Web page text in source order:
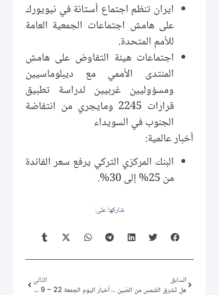
ايران تنظم اجتماع أستانة في نيويورك
على هامش اجتماعات الجمعية العامة
للأمم المتحدة.
اجتماعات هيئة التفاوض على هامش
المنتدى الأممي مع ديبلوماسيين
ومسؤوليين غربيين لدراسة تطبيق
قرارات 2245 ومايجري من انتفاضة
الجنوب في السويداء
أخبار عالمية:
البنك المركزي التركي يرفع سعر الفائدة
من 25% إلى 30%.
شاركها على:
السابق
هل تُشرق الشّمس من الصّين على سورية؟
التالي
أخبار اليوم الجمعة 22 – 9 – 2023